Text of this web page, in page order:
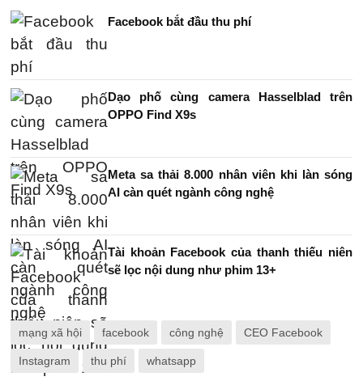
Facebook bắt đầu thu phí
Dạo phố cùng camera Hasselblad trên
OPPO Find X9s
Meta sa thải 8.000 nhân viên khi làn sóng
AI càn quét ngành công nghệ
Tài khoản Facebook của thanh thiếu niên
sẽ lọc nội dung như phim 13+
mạng xã hội facebook công nghệ CEO Facebook
Instagram thu phí whatsapp